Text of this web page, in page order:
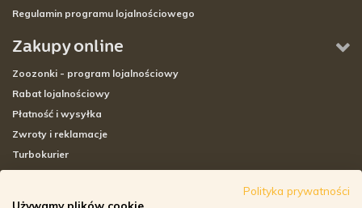
Regulamin programu lojalnościowego
Zakupy online
Zoozonki - program lojalnościowy
Rabat lojalnościowy
Płatność i wysyłka
Zwroty i reklamacje
Turbokurier
Polityka prywatności
Używamy plików cookie